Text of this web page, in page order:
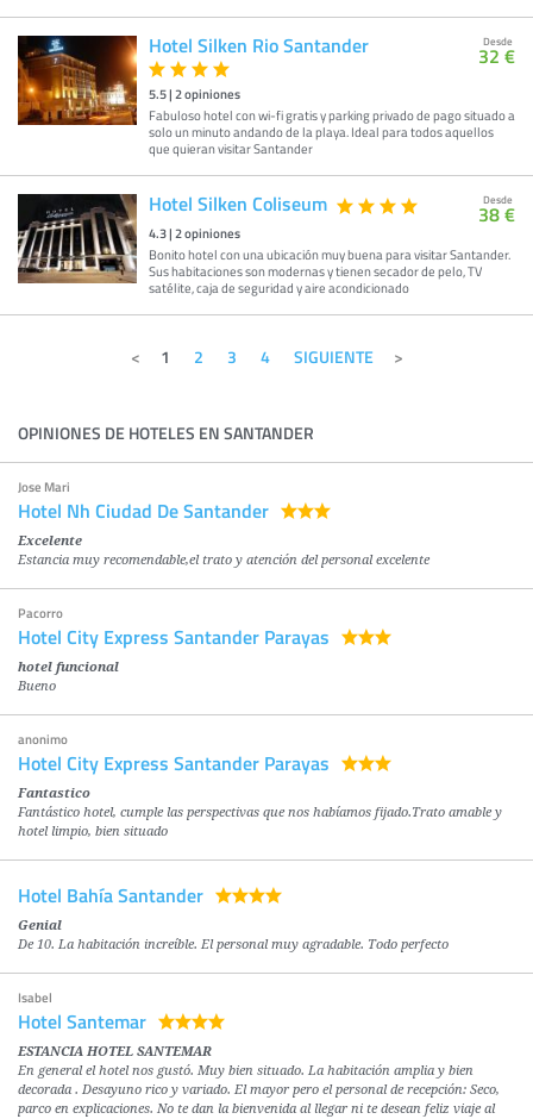
Hotel Silken Rio Santander
5.5|2opiniones
Fabuloso hotel con wi-fi gratis y parking privado de pago situado a
solo un minuto andando de la playa. Ideal para todos aquellos
que quieran visitar Santander
Desde
32 €
Hotel Silken Coliseum
4.3|2opiniones
Bonito hotel con una ubicación muy buena para visitar Santander.
Sus habitaciones son modernas y tienen secador de pelo, TV
satélite, caja de seguridad y aire acondicionado
Desde
38 €
1 2 3 4 SIGUIENTE
OPINIONES DE HOTELES EN SANTANDER
Jose Mari
Hotel Nh Ciudad De Santander
Excelente
Estancia muy recomendable,el trato y atención del personal excelente
Pacorro
Hotel City Express Santander Parayas
hotel funcional
Bueno
anonimo
Hotel City Express Santander Parayas
Fantastico
Fantástico hotel, cumple las perspectivas que nos habíamos fijado.Trato amable y
hotel limpio, bien situado
Hotel Bahía Santander
Genial
De 10. La habitación increíble. El personal muy agradable. Todo perfecto
Isabel
Hotel Santemar
ESTANCIA HOTEL SANTEMAR
En general el hotel nos gustó. Muy bien situado. La habitación amplia y bien
decorada . Desayuno rico y variado. El mayor pero el personal de recepción: Seco,
parco en explicaciones. No te dan la bienvenida al llegar ni te desean feliz viaje al